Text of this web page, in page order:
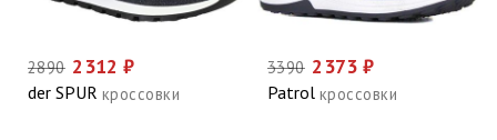
2890 2312 ₽
der SPUR кроссовки
3390 2373 ₽
Patrol кроссовки